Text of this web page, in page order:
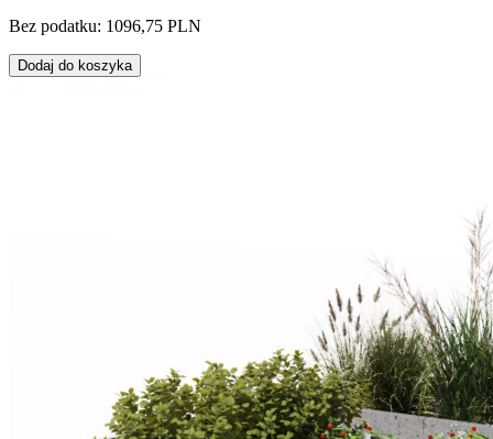
Bez podatku: 1096,75 PLN
Dodaj do koszyka